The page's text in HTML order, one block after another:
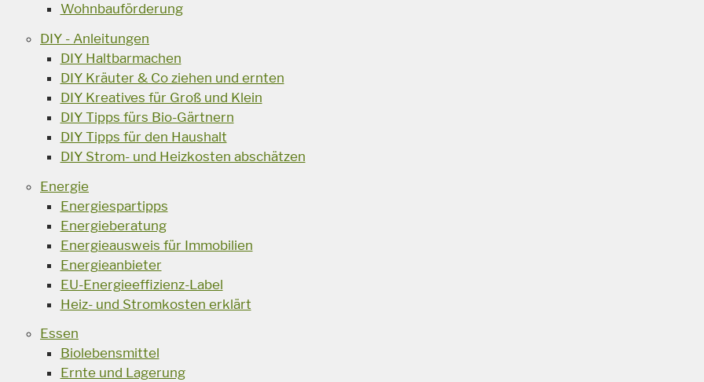
Wohnbauförderung
DIY - Anleitungen
DIY Haltbarmachen
DIY Kräuter & Co ziehen und ernten
DIY Kreatives für Groß und Klein
DIY Tipps fürs Bio-Gärtnern
DIY Tipps für den Haushalt
DIY Strom- und Heizkosten abschätzen
Energie
Energiespartipps
Energieberatung
Energieausweis für Immobilien
Energieanbieter
EU-Energieeffizienz-Label
Heiz- und Stromkosten erklärt
Essen
Biolebensmittel
Ernte und Lagerung